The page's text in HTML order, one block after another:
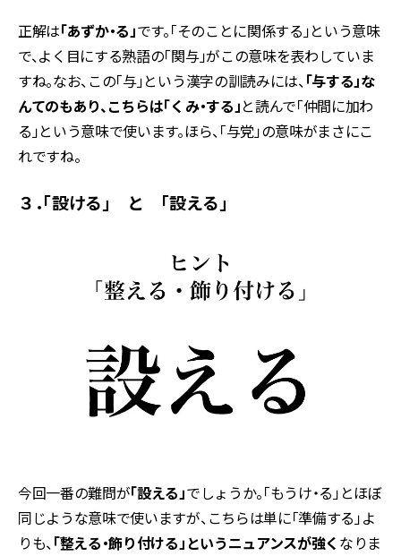
正解は「あずか・る」です。「そのことに関係する」という意味
で、よく目にする熟語の「関与」がこの意味を表わしていま
すね。なお、この「与」という漢字の訓読みには、「与する」な
んてのもあり、こちらは「くみ・する」と読んで「仲間に加わ
る」という意味で使います。ほら、「与党」の意味がまさにこ
れですね。
３．「設ける」 と 「設える」
今回一番の難問が「設える」でしょうか。「もうけ・る」とほぼ
同じような意味で使いますが、こちらは単に「準備する」よ
りも、「整える・飾り付ける」というニュアンスが強く なりま